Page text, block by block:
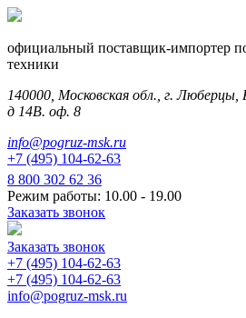
официальный поставщик-импортер
техники
140000, Московская обл., г. Люберцы,
д 14В. оф. 8
info@pogruz-msk.ru
+7 (495) 104-62-63
8 800 302 62 36
Режим работы: 10.00 - 19.00
Заказать звонок
Заказать звонок
+7 (495) 104-62-63
+7 (495) 104-62-63
info@pogruz-msk.ru